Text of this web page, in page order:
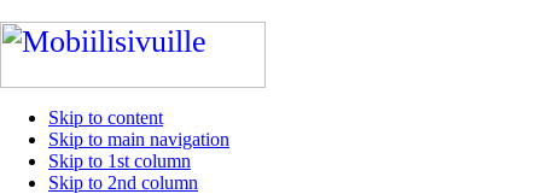
Skip to content
Skip to main navigation
Skip to 1st column
Skip to 2nd column